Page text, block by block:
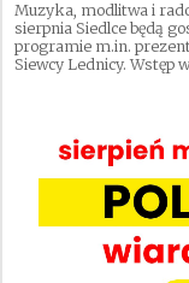
Muzyka, modlitwa i
sierpnia Siedlce będą
programie m.in.
Siewcy Lednicy. Wstęp